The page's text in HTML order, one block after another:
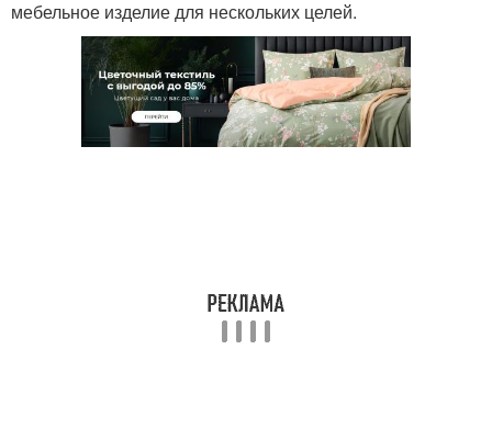
мебельное изделие для нескольких целей.